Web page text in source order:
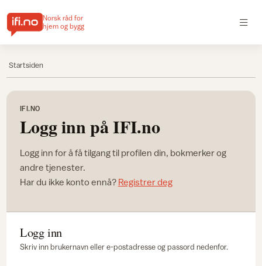
Norsk råd for
hjem og bygg
Startsiden
IFI.NO
Logg inn på IFI.no
Logg inn for å få tilgang til profilen din, bokmerker og
andre tjenester.
Har du ikke konto ennå? Registrer deg
Logg inn
Skriv inn brukernavn eller e-postadresse og passord nedenfor.